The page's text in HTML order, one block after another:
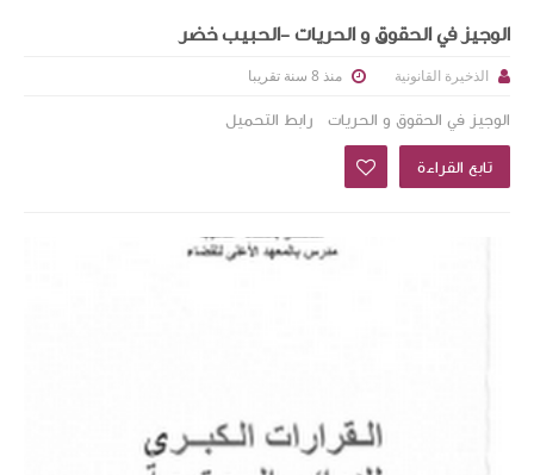
الوجيز في الحقوق و الحريات -الحبيب خضر
الذخيرة القانونية منذ 8 سنة تقريبا
الوجيز في الحقوق و الحريات رابط التحميل
تابع القراءة